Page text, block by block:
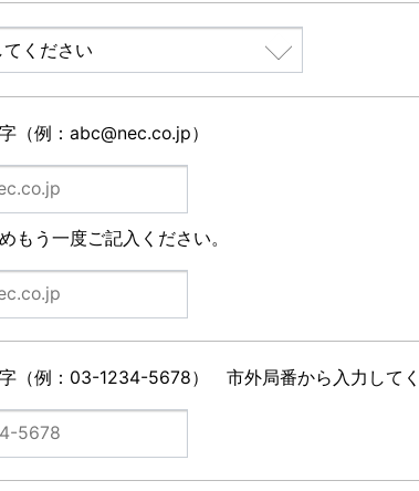
（例：abc@nec.co.jp）
もう一度ご記入ください。
（例：03-1234-5678） 市外局番から入力してく